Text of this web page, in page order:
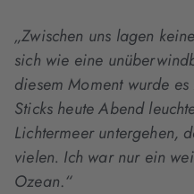
„Zwischen uns lagen
sich wie eine
diesem Moment wurde
Sticks heute Abend
Lichtermeer untergehen,
vielen. Ich war nur ein
Ozean.“